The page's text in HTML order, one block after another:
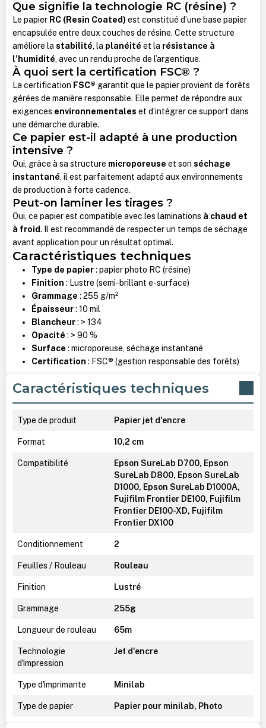
Que signifie la technologie RC (résine) ?
Le papier RC (Resin Coated) est constitué d’une base papier
encapsulée entre deux couches de résine. Cette structure
améliore la stabilité, la planéité et la résistance à
l’humidité, avec un rendu proche de l’argentique.
À quoi sert la certification FSC® ?
La certification FSC® garantit que le papier provient de forêts
gérées de manière responsable. Elle permet de répondre aux
exigences environnementales et d’intégrer ce support dans
une démarche durable.
Ce papier est-il adapté à une production
intensive ?
Oui, grâce à sa structure microporeuse et son séchage
instantané, il est parfaitement adapté aux environnements
de production à forte cadence.
Peut-on laminer les tirages ?
Oui, ce papier est compatible avec les laminations à chaud et
à froid. Il est recommandé de respecter un temps de séchage
avant application pour un résultat optimal.
Caractéristiques techniques
Type de papier: papier photo RC (résine)
Finition : Lustre (semi-brillant e-surface)
Grammage : 255 g/m²
Épaisseur: 10 mil
Blancheur: > 134
Opacité : > 90 %
Surface : microporeuse, séchage instantané
Certification : FSC® (gestion responsable des forêts)
Caractéristiques techniques
Type de produit Papier jet d'encre
Format 10,2 cm
Compatibilité
Epson SureLab D700, Epson
SureLab D800, Epson SureLab
D1000, Epson SureLab D1000A,
Fujifilm Frontier DE100, Fujifilm
Frontier DE100-XD, Fujifilm
Frontier DX100
Conditionnement 2
Feuilles / Rouleau Rouleau
Finition Lustré
Grammage 255g
Longueur de rouleau 65m
Technologie
d'impression
Jet d'encre
Type d'imprimante Minilab
Type de papier Papier pour minilab, Photo